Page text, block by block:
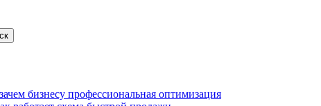
бизнесу профессиональная оптимизация